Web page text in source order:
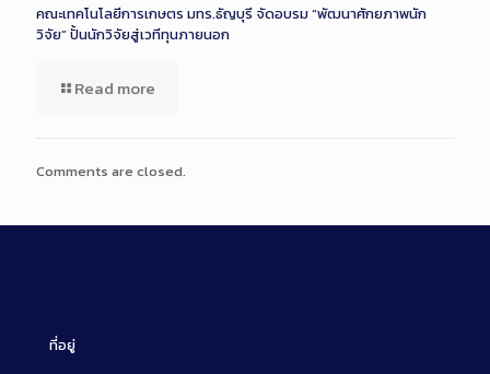
คณะเทคโนโลยีการเกษตร มทร.ธัญบุรี จัดอบรม “พัฒนาศักยภาพนัก
วิจัย” ปั้นนักวิจัยสู่เวทีทุนภายนอก
Read more
Comments are closed.
ที่อยู่